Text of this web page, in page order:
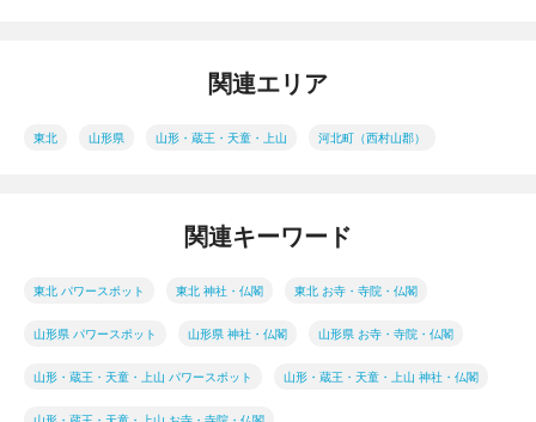
関連エリア
東北 山形県 山形・蔵王・天童・上山 河北町（西村山郡）
関連キーワード
東北 パワースポット 東北 神社・仏閣 東北 お寺・寺院・仏閣
山形県 パワースポット 山形県 神社・仏閣 山形県 お寺・寺院・仏閣
山形・蔵王・天童・上山 パワースポット 山形・蔵王・天童・上山 神社・仏閣